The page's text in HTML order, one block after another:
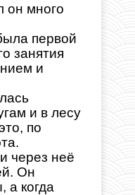
он много
первой
занятия
и
и в лесу
по
через неё
Он
а когда